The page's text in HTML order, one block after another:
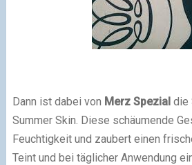
Dann ist dabei von Merz Spezialdie
Summer Skin. Diese schäumende
Feuchtigkeit und zaubert einen
Teint und bei täglicher Anwendung